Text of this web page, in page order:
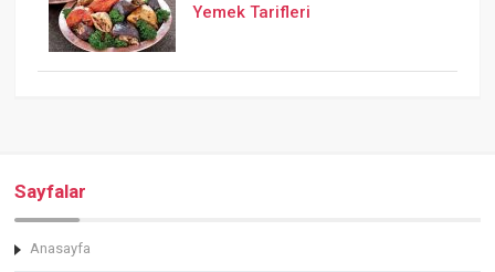
Yemek Tarifleri
Sayfalar
Anasayfa